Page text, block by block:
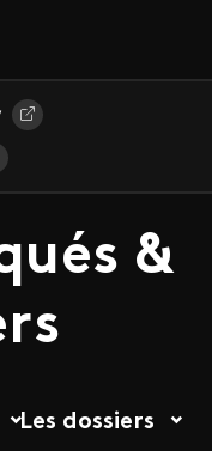
&
Les dossiers